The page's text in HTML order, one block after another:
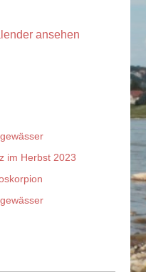
ansehen
im Herbst 2023